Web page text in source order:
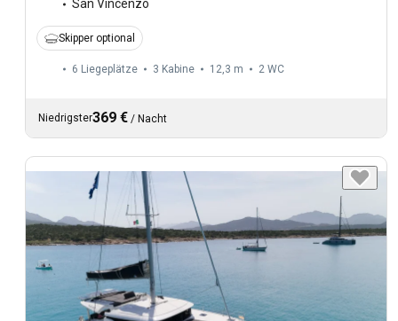
San Vincenzo
Skipper optional
6 Liegeplätze 3 Kabine 12,3 m 2 WC
Niedrigster369 € / Nacht